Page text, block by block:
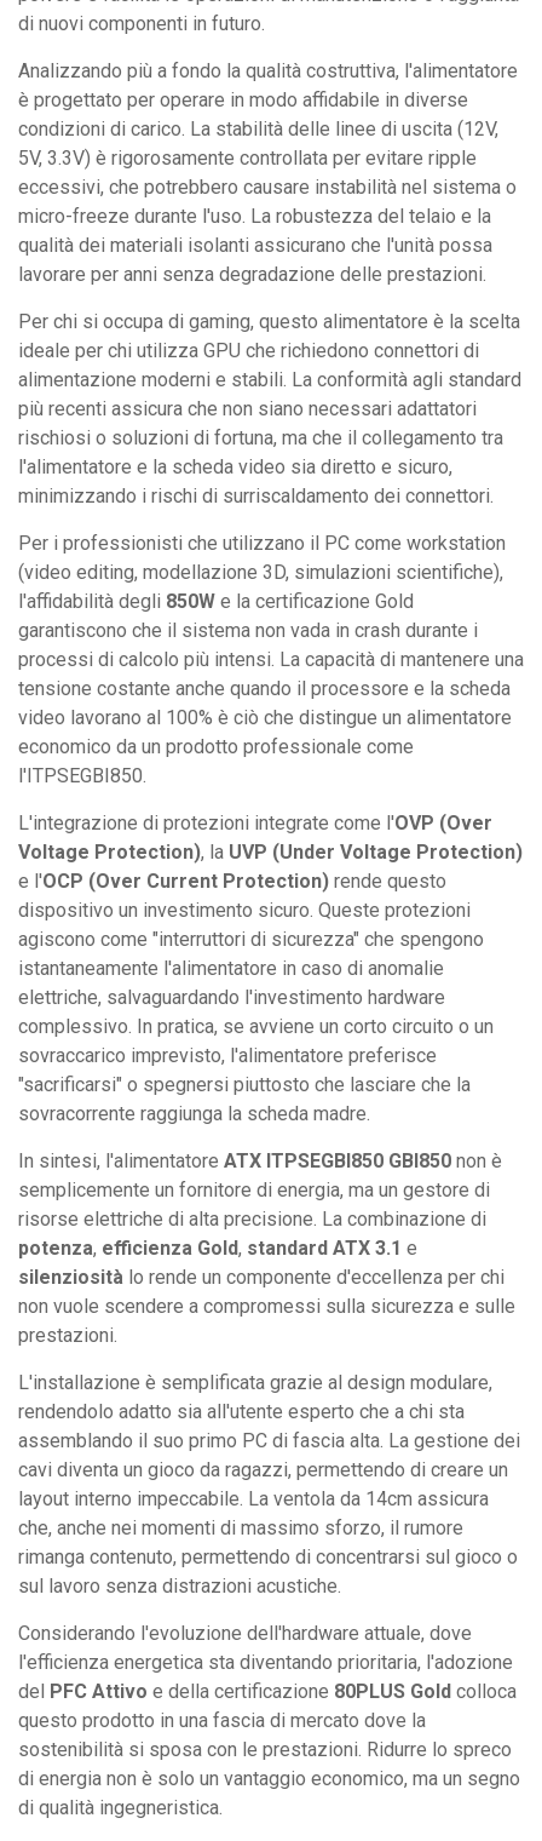
di nuovi componenti in futuro.
Analizzando più a fondo la qualità costruttiva, l'alimentatore
è progettato per operare in modo affidabile in diverse
condizioni di carico. La stabilità delle linee di uscita (12V,
5V, 3.3V) è rigorosamente controllata per evitare ripple
eccessivi, che potrebbero causare instabilità nel sistema o
micro-freeze durante l'uso. La robustezza del telaio e la
qualità dei materiali isolanti assicurano che l'unità possa
lavorare per anni senza degradazione delle prestazioni.
Per chi si occupa di gaming, questo alimentatore è la scelta
ideale per chi utilizza GPU che richiedono connettori di
alimentazione moderni e stabili. La conformità agli standard
più recenti assicura che non siano necessari adattatori
rischiosi o soluzioni di fortuna, ma che il collegamento tra
l'alimentatore e la scheda video sia diretto e sicuro,
minimizzando i rischi di surriscaldamento dei connettori.
Per i professionisti che utilizzano il PC come workstation
(video editing, modellazione 3D, simulazioni scientifiche),
l'affidabilità degli 850W e la certificazione Gold
garantiscono che il sistema non vada in crash durante i
processi di calcolo più intensi. La capacità di mantenere una
tensione costante anche quando il processore e la scheda
video lavorano al 100% è ciò che distingue un alimentatore
economico da un prodotto professionale come
l'ITPSEGBI850.
L'integrazione di protezioni integrate come l'OVP (Over
Voltage Protection), la UVP (Under Voltage Protection)
e l'OCP (Over Current Protection) rende questo
dispositivo un investimento sicuro. Queste protezioni
agiscono come "interruttori di sicurezza" che spengono
istantaneamente l'alimentatore in caso di anomalie
elettriche, salvaguardando l'investimento hardware
complessivo. In pratica, se avviene un corto circuito o un
sovraccarico imprevisto, l'alimentatore preferisce
"sacrificarsi" o spegnersi piuttosto che lasciare che la
sovracorrente raggiunga la scheda madre.
In sintesi, l'alimentatore ATX ITPSEGBI850 GBI850 non è
semplicemente un fornitore di energia, ma un gestore di
risorse elettriche di alta precisione. La combinazione di
potenza, efficienza Gold, standard ATX 3.1 e
silenziosità lo rende un componente d'eccellenza per chi
non vuole scendere a compromessi sulla sicurezza e sulle
prestazioni.
L'installazione è semplificata grazie al design modulare,
rendendolo adatto sia all'utente esperto che a chi sta
assemblando il suo primo PC di fascia alta. La gestione dei
cavi diventa un gioco da ragazzi, permettendo di creare un
layout interno impeccabile. La ventola da 14cm assicura
che, anche nei momenti di massimo sforzo, il rumore
rimanga contenuto, permettendo di concentrarsi sul gioco o
sul lavoro senza distrazioni acustiche.
Considerando l'evoluzione dell'hardware attuale, dove
l'efficienza energetica sta diventando prioritaria, l'adozione
del PFC Attivo e della certificazione 80PLUS Gold colloca
questo prodotto in una fascia di mercato dove la
sostenibilità si sposa con le prestazioni. Ridurre lo spreco
di energia non è solo un vantaggio economico, ma un segno
di qualità ingegneristica.